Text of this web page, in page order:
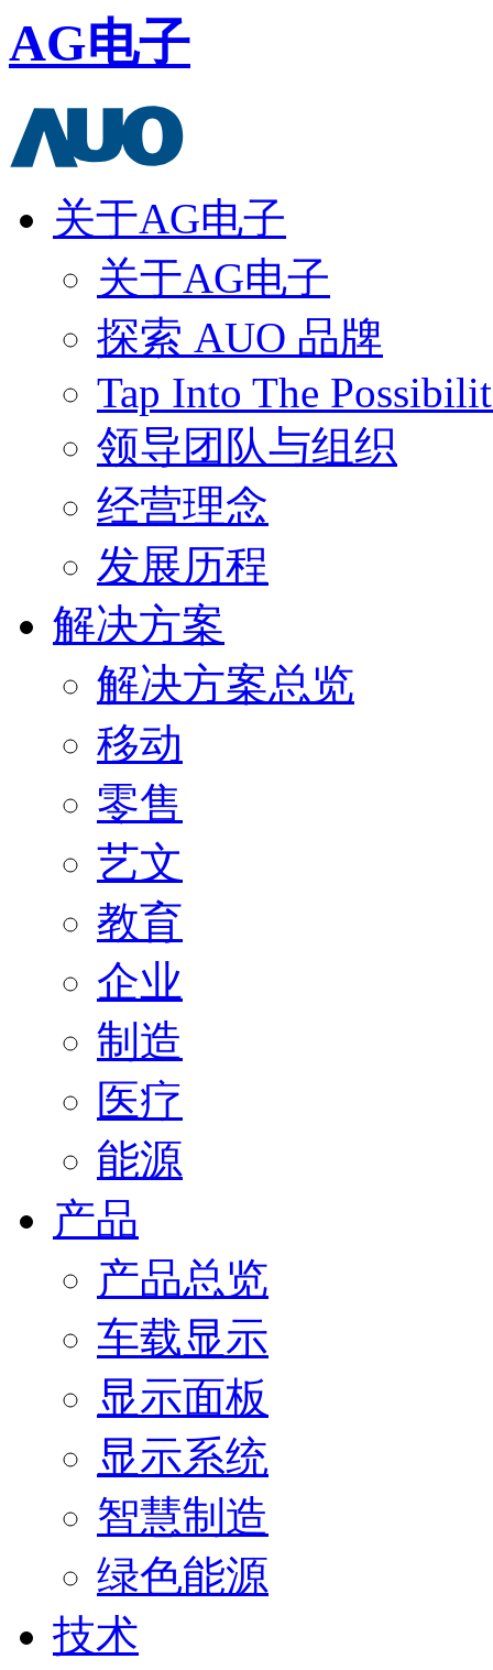
AG电子
关于AG电子
关于AG电子
探索 AUO 品牌
Tap Into The
领导团队与组织
经营理念
发展历程
解决方案
解决方案总览
移动
零售
艺文
教育
企业
制造
医疗
能源
产品
产品总览
车载显示
显示面板
显示系统
智慧制造
绿色能源
技术